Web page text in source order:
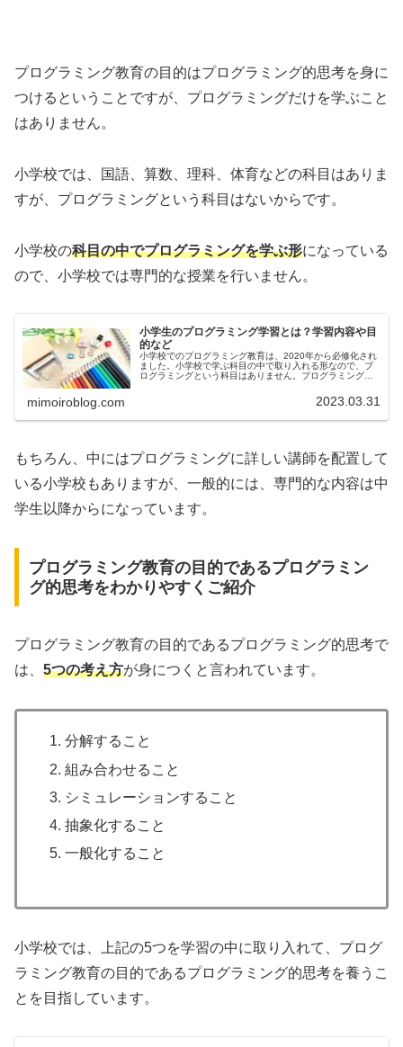
プログラミング教育の目的はプログラミング的思考を身に
つけるということですが、プログラミングだけを学ぶこと
はありません。
小学校では、国語、算数、理科、体育などの科目はありま
すが、プログラミングという科目はないからです。
小学校の科目の中でプログラミングを学ぶ形になっている
ので、小学校では専門的な授業を行いません。
小学生のプログラミング学習とは？学習内容や目
的など
小学校でのプログラミング教育は、2020年から必修化され
ました。小学校で学ぶ科目の中で取り入れる形なので、プ
ログラミングという科目はありません。プログラミング教
mimoiroblog.com 2023.03.31
もちろん、中にはプログラミングに詳しい講師を配置して
いる小学校もありますが、一般的には、専門的な内容は中
学生以降からになっています。
プログラミング教育の目的であるプログラミン
グ的思考をわかりやすくご紹介
プログラミング教育の目的であるプログラミング的思考で
は、 5つの考え方が身につくと言われています。
分解すること
組み合わせること
シミュレーションすること
抽象化すること
一般化すること
小学校では、上記の5つを学習の中に取り入れて、プログ
ラミング教育の目的であるプログラミング的思考を養うこ
とを目指しています。